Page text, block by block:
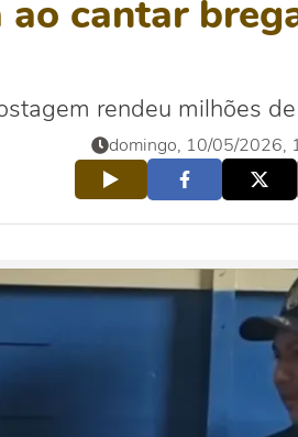
cantar
rendeu milhões
domingo, 10/05/2026,